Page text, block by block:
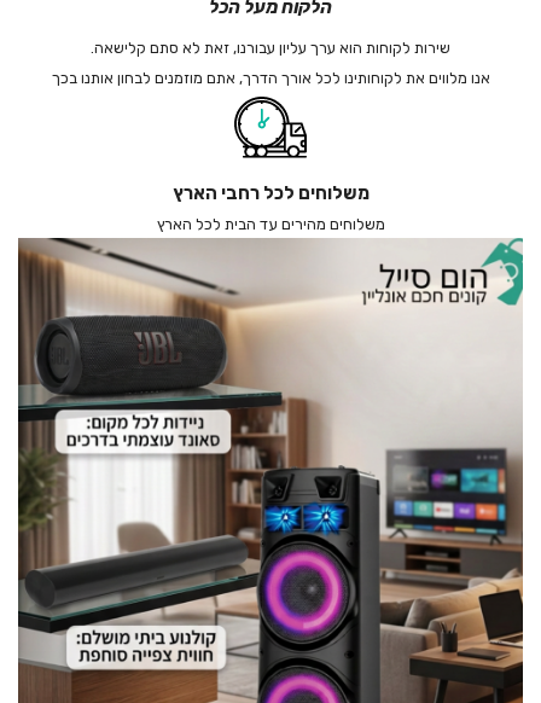
הלקוח מעל הכל
שירות לקוחות הוא ערך עליון עבורנו, זאת לא סתם קלישאה.
אנו מלווים את לקוחותינו לכל אורך הדרך, אתם מוזמנים לבחון אותנו בכך
משלוחים לכל רחבי הארץ
משלוחים מהירים עד הבית לכל הארץ